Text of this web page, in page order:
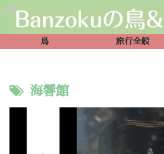
鳥 旅行全般
海響館